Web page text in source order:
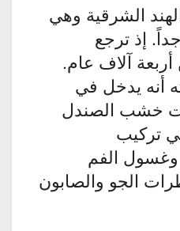
الشرقية وهي
إذ ترجع
أربعة آلاف عام.
أنه يدخل في
خشب الصندل
تركيب
الفم
الجو والصابون